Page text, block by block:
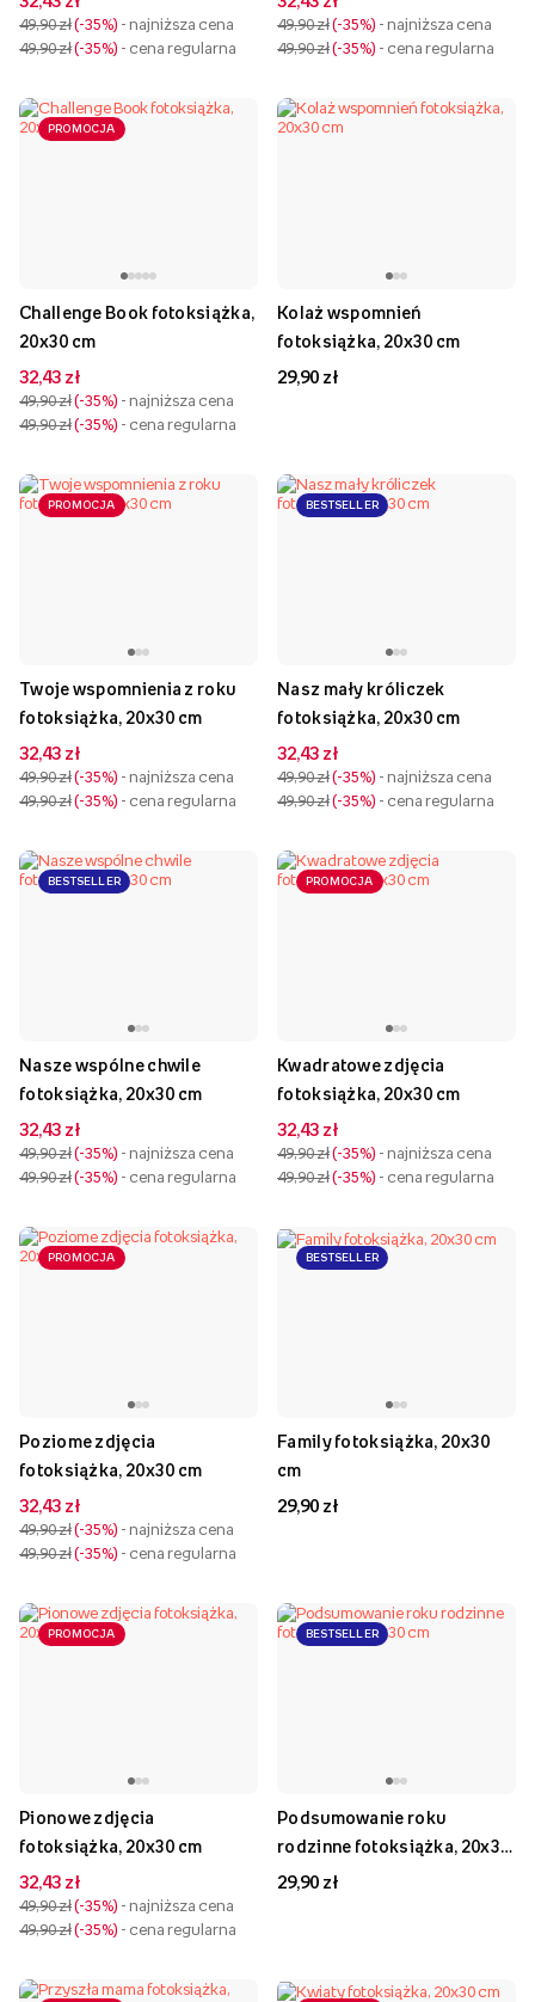
49,90 zł -35% - najniższa cena
49,90 zł -35% - cena regularna
49,90 zł -35% - najniższa cena
49,90 zł -35% - cena regularna
PROMOCJA
Challenge Book fotoksiążka,
20x30 cm
32,43 zł
49,90 zł -35% - najniższa cena
49,90 zł -35% - cena regularna
Kolaż wspomnień
fotoksiążka, 20x30 cm
29,90 zł
PROMOCJA
Twoje wspomnienia z roku
fotoksiążka, 20x30 cm
32,43 zł
49,90 zł -35% - najniższa cena
49,90 zł -35% - cena regularna
BESTSELLER
Nasz mały króliczek
fotoksiążka, 20x30 cm
32,43 zł
49,90 zł -35% - najniższa cena
49,90 zł -35% - cena regularna
BESTSELLER
Nasze wspólne chwile
fotoksiążka, 20x30 cm
32,43 zł
49,90 zł -35% - najniższa cena
49,90 zł -35% - cena regularna
PROMOCJA
Kwadratowe zdjęcia
fotoksiążka, 20x30 cm
32,43 zł
49,90 zł -35% - najniższa cena
49,90 zł -35% - cena regularna
PROMOCJA
Poziome zdjęcia
fotoksiążka, 20x30 cm
32,43 zł
49,90 zł -35% - najniższa cena
49,90 zł -35% - cena regularna
BESTSELLER
Family fotoksiążka, 20x30
cm
29,90 zł
PROMOCJA
Pionowe zdjęcia
fotoksiążka, 20x30 cm
32,43 zł
49,90 zł -35% - najniższa cena
49,90 zł -35% - cena regularna
BESTSELLER
Podsumowanie roku
rodzinne fotoksiążka, 20x30
cm
29,90 zł